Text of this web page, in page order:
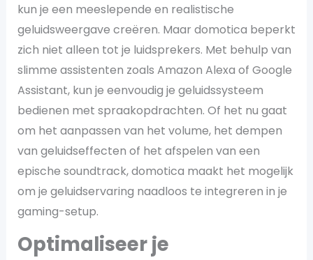
kun je een meeslepende en realistische
geluidsweergave creëren. Maar domotica beperkt
zich niet alleen tot je luidsprekers. Met behulp van
slimme assistenten zoals Amazon Alexa of Google
Assistant, kun je eenvoudig je geluidssysteem
bedienen met spraakopdrachten. Of het nu gaat
om het aanpassen van het volume, het dempen
van geluidseffecten of het afspelen van een
epische soundtrack, domotica maakt het mogelijk
om je geluidservaring naadloos te integreren in je
gaming-setup.
Optimaliseer je